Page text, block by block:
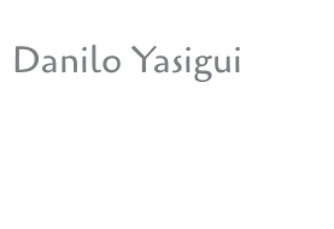
para
Danilo Yasigui